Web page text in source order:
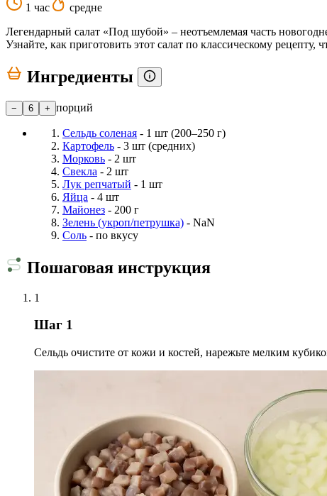
1 час
средне
Легендарный салат «Под шубой» – неотъемлемая часть
Узнайте, как приготовить этот салат по классическому
Ингредиенты
− 6 + порций
Сельдь соленая - 1 шт (200–250 г)
Картофель - 3 шт (средних)
Морковь - 2 шт
Свекла - 2 шт
Лук репчатый - 1 шт
Яйца - 4 шт
Майонез - 200 г
Зелень (укроп/петрушка) - NaN
Соль - по вкусу
Пошаговая инструкция
1
Шаг 1
Сельдь очистите от кожи и костей, нарежьте мелким